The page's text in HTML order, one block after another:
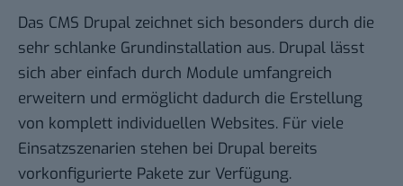
Das CMS Drupal zeichnet sich besonders durch die
sehr schlanke Grundinstallation aus. Drupal lässt
sich aber einfach durch Module umfangreich
erweitern und ermöglicht dadurch die Erstellung
von komplett individuellen Websites. Für viele
Einsatzszenarien stehen bei Drupal bereits
vorkonfigurierte Pakete zur Verfügung.